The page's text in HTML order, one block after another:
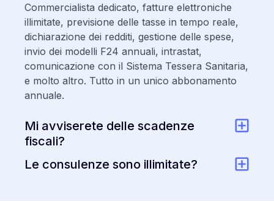
Commercialista dedicato, fatture elettroniche
illimitate, previsione delle tasse in tempo reale,
dichiarazione dei redditi, gestione delle spese,
invio dei modelli F24 annuali, intrastat,
comunicazione con il Sistema Tessera Sanitaria,
e molto altro. Tutto in un unico abbonamento
annuale.
Mi avviserete delle scadenze
fiscali?
Le consulenze sono illimitate?